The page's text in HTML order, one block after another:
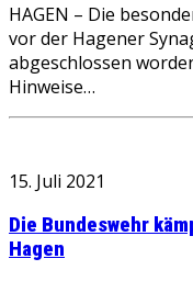
HAGEN – Die
vor der Hagener
abgeschlossen
Hinweise…
15. Juli 2021
Die Bundeswehr
Hagen